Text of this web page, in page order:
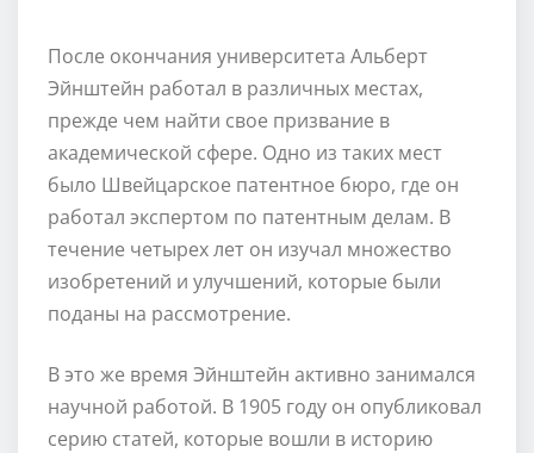
После окончания университета Альберт
Эйнштейн работал в различных местах,
прежде чем найти свое призвание в
академической сфере. Одно из таких мест
было Швейцарское патентное бюро, где он
работал экспертом по патентным делам. В
течение четырех лет он изучал множество
изобретений и улучшений, которые были
поданы на рассмотрение.
В это же время Эйнштейн активно занимался
научной работой. В 1905 году он опубликовал
серию статей, которые вошли в историю